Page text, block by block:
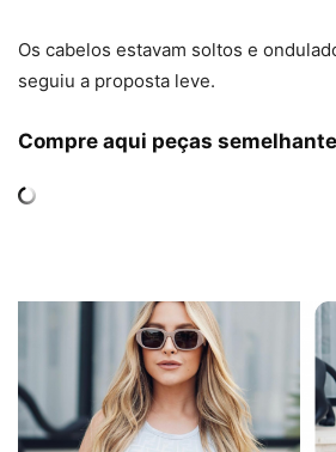
Os cabelos estavam soltos e
seguiu a proposta leve.
Compre aqui peças